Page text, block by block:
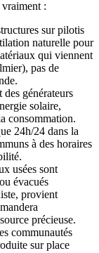
:
sur pilotis
naturelle pour
qui viennent
pas de
générateurs
solaire,
consommation.
24h/24 dans la
à des horaires
usées sont
évacués
provient
précieuse.
communautés
sur place